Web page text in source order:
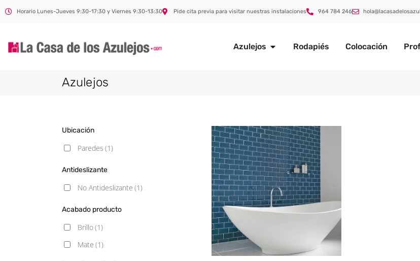
Horario Lunes-Jueves 9:30-17:30 y Viernes 9:30-13:30 Pide cita previa para visitar nuestras instalaciones 964 784 246
Azulejos Rodapiés Colocación
Azulejos
Ubicación
Paredes (1)
Antideslizante
No Antideslizante (1)
Acabado producto
Brillo(1)
Mate (1)